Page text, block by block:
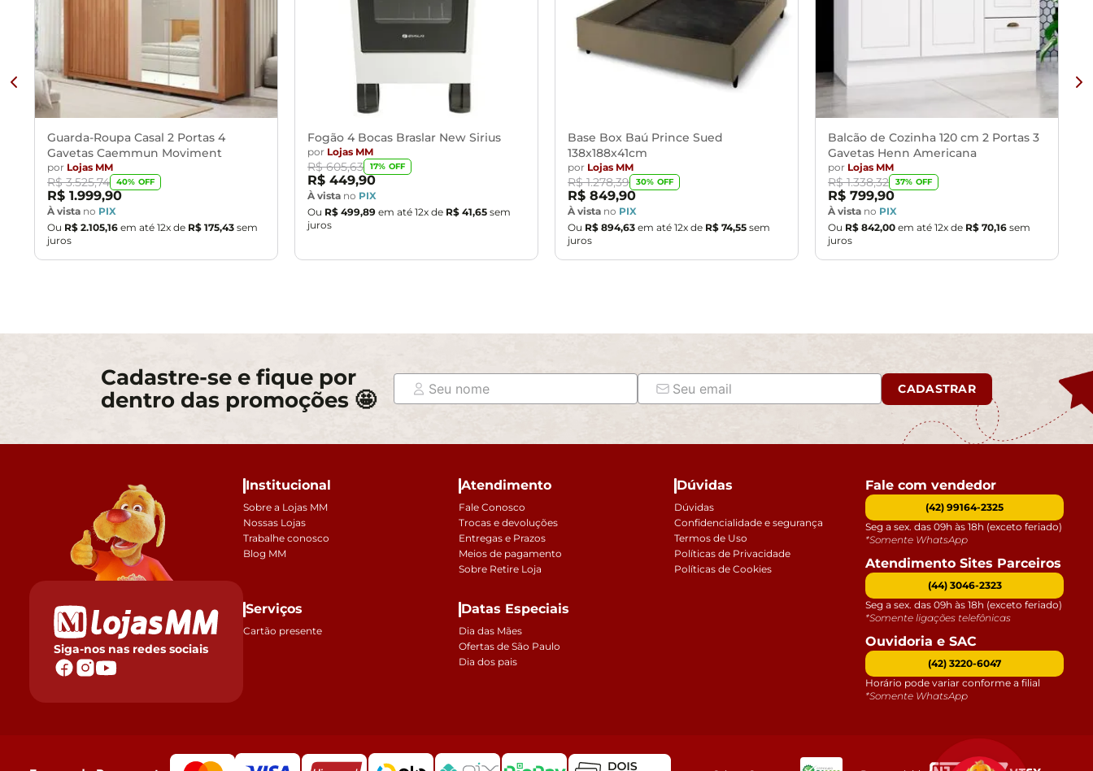
Guarda-Roupa Casal 2 Portas 4
Gavetas Caemmun Moviment
por Lojas MM
R$ 3.525,74 40% OFF
R$ 1.999,90
À vista no PIX
Ou R$ 2.105,16 em até 12x de R$ 175,43 sem
juros
Fogão 4 Bocas Braslar New Sirius
por Lojas MM
R$ 605,63 17% OFF
R$ 449,90
À vista no PIX
Ou R$ 499,89 em até 12x de R$ 41,65 sem
juros
Base Box Baú Prince Sued
138x188x41cm
por Lojas MM
R$ 1.278,39 30% OFF
R$ 849,90
À vista no PIX
Ou R$ 894,63 em até 12x de R$ 74,55 sem
juros
Balcão de Cozinha 120 cm 2 Portas 3
Gavetas Henn Americana
por Lojas MM
R$ 1.338,32 37% OFF
R$ 799,90
À vista no PIX
Ou R$ 842,00 em até 12x de R$ 70,16 sem
juros
Cadastre-se e fique por
dentro das promoções 🤩
CADASTRAR
Siga-nos nas redes sociais
Institucional
Sobre a Lojas MM
Nossas Lojas
Trabalhe conosco
Blog MM
Atendimento
Fale Conosco
Trocas e devoluções
Entregas e Prazos
Meios de pagamento
Sobre Retire Loja
Dúvidas
Dúvidas
Confidencialidade e segurança
Termos de Uso
Políticas de Privacidade
Políticas de Cookies
Serviços
Cartão presente
Datas Especiais
Dia das Mães
Ofertas de São Paulo
Dia dos pais
Fale com vendedor
(42) 99164-2325
Seg a sex. das 09h às 18h (exceto feriado)
*Somente WhatsApp
Atendimento Sites Parceiros
(44) 3046-2323
Seg a sex. das 09h às 18h (exceto feriado)
*Somente ligações telefônicas
Ouvidoria e SAC
(42) 3220-6047
Horário pode variar conforme a filial
*Somente WhatsApp